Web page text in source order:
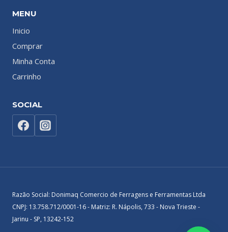
MENU
Inicio
Comprar
Minha Conta
Carrinho
SOCIAL
Razão Social: Donimaq Comercio de Ferragens e Ferramentas Ltda
CNPJ: 13.758.712/0001-16 - Matriz: R. Nápolis, 733 - Nova Trieste -
Jarinu - SP, 13242-152